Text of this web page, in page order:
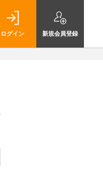
ログイン 新規会員登録